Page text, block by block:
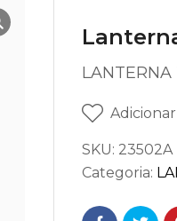
SKU: 23502A
Categoria: